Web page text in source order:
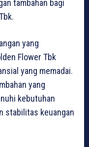
tambahan bagi
yang
Flower Tbk
yang memadai.
yang
kebutuhan
stabilitas keuangan